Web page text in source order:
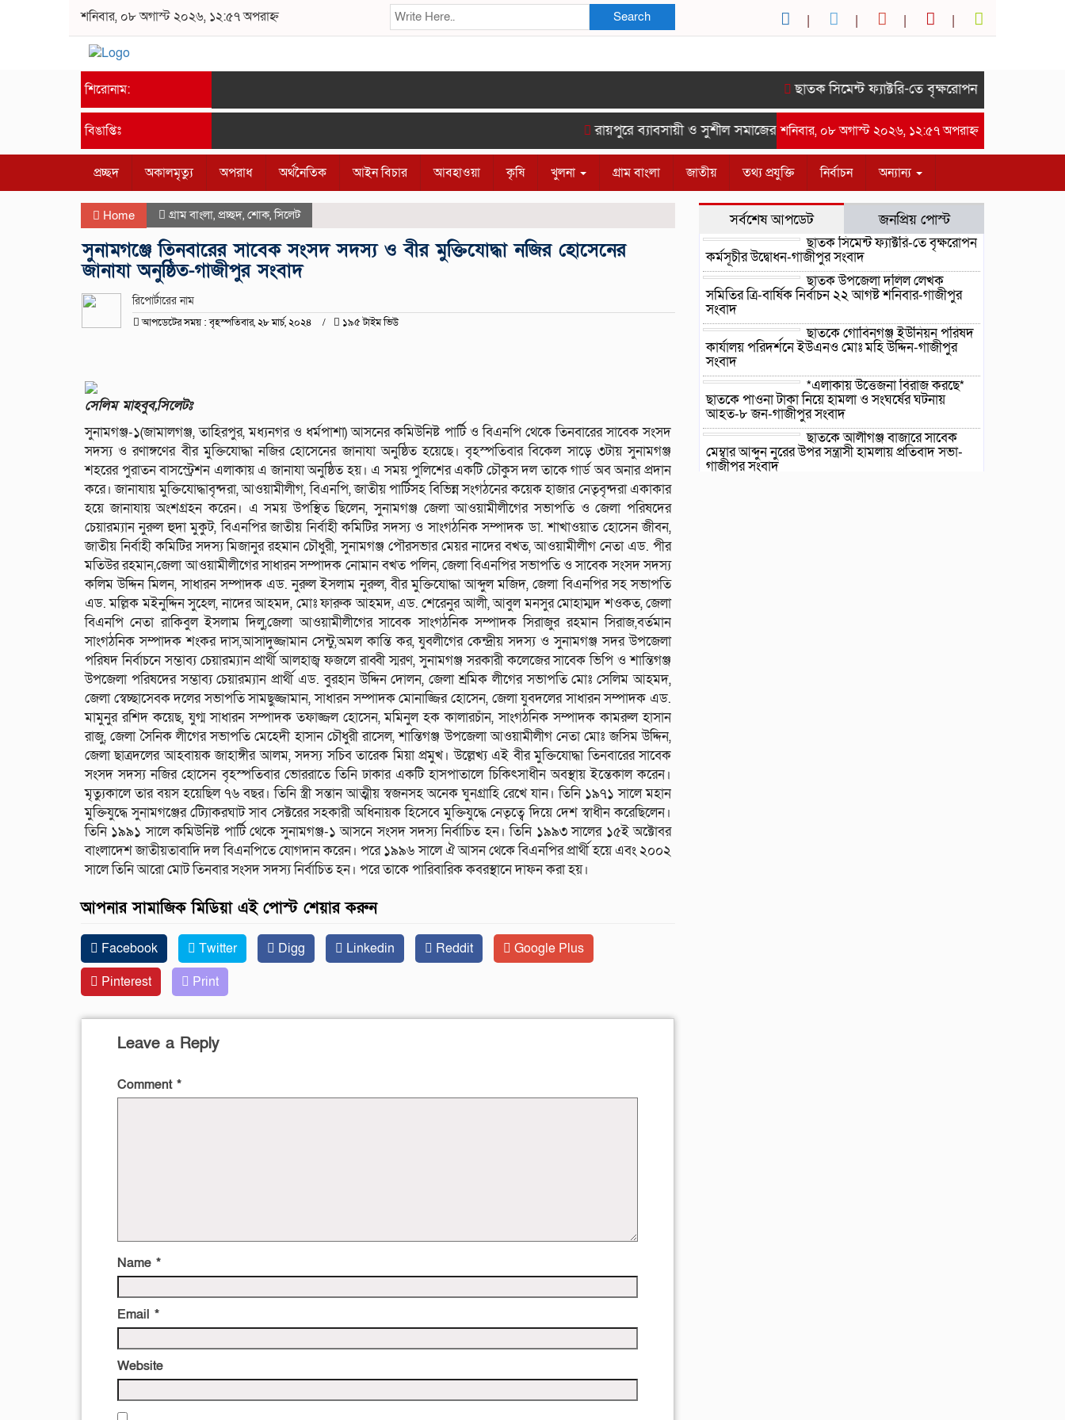
শনিবার, ০৮ অগাস্ট ২০২৬, ১২:৫৭ অপরাহ্ন Search
শিরোনাম: ছাতক সিমেন্ট ফ্যাক্টরি-তে বৃক্ষরোপন কর্মসূচীর
বিঙাপ্তিঃ রায়পুরে ব্যাবসায়ী ও সুশীল সমাজের সম্মানে সাইদ জুটনের ইফতার মাহফিল অনুষ্ঠিত।-গাজীপুর
শনিবার, ০৮ অগাস্ট ২০২৬, ১২:৫৭ অপরাহ্ন
প্রচ্ছদ অকালমৃত্যু অপরাধ অর্থনৈতিক আইন বিচার আবহাওয়া কৃষি খুলনা গ্রাম বাংলা জাতীয় তথ্য প্রযুক্তি নির্বাচন অন্যান্য
Home গ্রাম বাংলা, প্রচ্ছদ, শোক,সিলেট
সুনামগঞ্জে তিনবারের সাবেক সংসদ সদস্য ও বীর মুক্তিযোদ্ধা নজির হোসেনের
জানাযা অনুষ্ঠিত-গাজীপুর সংবাদ
রিপোর্টারের নাম
আপডেটের সময় : বৃহস্পতিবার, ২৮ মার্চ, ২০২৪ ১৯৫ টাইম ভিউ
সেলিম মাহবুব,সিলেটঃ
সুনামগঞ্জ-১(জামালগঞ্জ, তাহিরপুর, মধ্যনগর ও ধর্মপাশা) আসনের কমিউনিষ্ট পার্টি ও বিএনপি থেকে তিনবারের সাবেক সংসদ
সদস্য ও রণাঙ্গণের বীর মুক্তিযোদ্ধা নজির হোসেনের জানাযা অনুষ্ঠিত হয়েছে। বৃহস্পতিবার বিকেল সাড়ে ৩টায় সুনামগঞ্জ
শহরের পুরাতন বাসস্ট্রেশন এলাকায় এ জানাযা অনুষ্ঠিত হয়। এ সময় পুলিশের একটি চৌকুস দল তাকে গার্ড অব অনার প্রদান
করে। জানাযায় মুক্তিযোদ্ধাবৃন্দরা, আওয়ামীলীগ, বিএনপি, জাতীয় পার্টিসহ বিভিন্ন সংগঠনের কয়েক হাজার নেতৃবৃন্দরা একাকার
হয়ে জানাযায় অংশগ্রহন করেন। এ সময় উপস্থিত ছিলেন, সুনামগঞ্জ জেলা আওয়ামীলীগের সভাপতি ও জেলা পরিষদের
চেয়ারম্যান নুরুল হুদা মুকুট, বিএনপির জাতীয় নির্বাহী কমিটির সদস্য ও সাংগঠনিক সম্পাদক ডা. শাখাওয়াত হোসেন জীবন,
জাতীয় নির্বাহী কমিটির সদস্য মিজানুর রহমান চৌধুরী, সুনামগঞ্জ পৌরসভার মেয়র নাদের বখত, আওয়ামীলীগ নেতা এড. পীর
মতিউর রহমান,জেলা আওয়ামীলীগের সাধারন সম্পাদক নোমান বখত পলিন, জেলা বিএনপির সভাপতি ও সাবেক সংসদ সদস্য
কলিম উদ্দিন মিলন, সাধারন সম্পাদক এড. নুরুল ইসলাম নুরুল, বীর মুক্তিযোদ্ধা আব্দুল মজিদ, জেলা বিএনপির সহ সভাপতি
এড. মল্লিক মইনুদ্দিন সুহেল, নাদের আহমদ, মোঃ ফারুক আহমদ, এড. শেরেনুর আলী, আবুল মনসুর মোহাম্মদ শওকত, জেলা
বিএনপি নেতা রাকিবুল ইসলাম দিলু,জেলা আওয়ামীলীগের সাবেক সাংগঠনিক সম্পাদক সিরাজুর রহমান সিরাজ,বর্তমান
সাংগঠনিক সম্পাদক শংকর দাস,আসাদুজ্জামান সেন্টু,অমল কান্তি কর, যুবলীগের কেন্দ্রীয় সদস্য ও সুনামগঞ্জ সদর উপজেলা
পরিষদ নির্বাচনে সম্ভাব্য চেয়ারম্যান প্রার্থী আলহাজ্ব ফজলে রাব্বী স্মরণ, সুনামগঞ্জ সরকারী কলেজের সাবেক ভিপি ও শান্তিগঞ্জ
উপজেলা পরিষদের সম্ভাব্য চেয়ারম্যান প্রার্থী এড. বুরহান উদ্দিন দোলন, জেলা শ্রমিক লীগের সভাপতি মোঃ সেলিম আহমদ,
জেলা স্বেচ্ছাসেবক দলের সভাপতি সামছুজ্জামান, সাধারন সম্পাদক মোনাজ্জির হোসেন, জেলা যুবদলের সাধারন সম্পাদক এড.
মামুনুর রশিদ কয়েছ, যুগ্ম সাধারন সম্পাদক তফাজ্জল হোসেন, মমিনুল হক কালারচাঁন, সাংগঠনিক সম্পাদক কামরুল হাসান
রাজু, জেলা সৈনিক লীগের সভাপতি মেহেদী হাসান চৌধুরী রাসেল, শান্তিগঞ্জ উপজেলা আওয়ামীলীগ নেতা মোঃ জসিম উদ্দিন,
জেলা ছাত্রদলের আহবায়ক জাহাঙ্গীর আলম, সদস্য সচিব তারেক মিয়া প্রমুখ। উল্লেখ্য এই বীর মুক্তিযোদ্ধা তিনবারের সাবেক
সংসদ সদস্য নজির হোসেন বৃহস্পতিবার ভোররাতে তিনি ঢাকার একটি হাসপাতালে চিকিৎসাধীন অবস্থায় ইন্তেকাল করেন।
মৃত্যুকালে তার বয়স হয়েছিল ৭৬ বছর। তিনি স্ত্রী সন্তান আত্মীয় স্বজনসহ অনেক ঘুনগ্রাহি রেখে যান। তিনি ১৯৭১ সালে মহান
মুক্তিযুদ্ধে সুনামগঞ্জের ট্যােিকরঘাট সাব সেক্টরের সহকারী অধিনায়ক হিসেবে মুক্তিযুদ্ধে নেতৃত্বে দিয়ে দেশ স্বাধীন করেছিলেন।
তিনি ১৯৯১ সালে কমিউনিষ্ট পার্টি থেকে সুনামগঞ্জ-১ আসনে সংসদ সদস্য নির্বাচিত হন। তিনি ১৯৯৩ সালের ১৫ই অক্টোবর
বাংলাদেশ জাতীয়তাবাদি দল বিএনপিতে যোগদান করেন। পরে ১৯৯৬ সালে ঐ আসন থেকে বিএনপির প্রার্থী হয়ে এবং ২০০২
সালে তিনি আরো মোট তিনবার সংসদ সদস্য নির্বাচিত হন। পরে তাকে পারিবারিক কবরস্থানে দাফন করা হয়।
আপনার সামাজিক মিডিয়া এই পোস্ট শেয়ার করুন
Facebook Twitter Digg Linkedin Reddit
Google Plus
Pinterest
Print
Leave a Reply
Comment *
Name *
Email *
Website
সর্বশেষ আপডেট জনপ্রিয় পোস্ট
ছাতক সিমেন্ট ফ্যাক্টরি-তে বৃক্ষরোপন
কর্মসূচীর উদ্বোধন-গাজীপুর সংবাদ
ছাতক উপজেলা দলিল লেখক
সমিতির ত্রি-বার্ষিক নির্বাচন ২২ আগষ্ট শনিবার-গাজীপুর
সংবাদ
ছাতকে গোবিনগঞ্জ ইউনিয়ন পরিষদ
কার্যালয় পরিদর্শনে ইউএনও মোঃ মহি উদ্দিন-গাজীপুর
সংবাদ
*এলাকায় উত্তেজনা বিরাজ করছে*
ছাতকে পাওনা টাকা নিয়ে হামলা ও সংঘর্ষের ঘটনায়
আহত-৮ জন-গাজীপুর সংবাদ
ছাতকে আলীগঞ্জ বাজারে সাবেক
মেম্বার আব্দুন নুরের উপর সন্ত্রাসী হামলায় প্রতিবাদ সভা-
গাজীপুর সংবাদ